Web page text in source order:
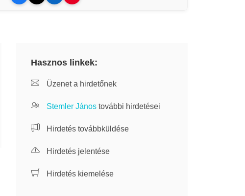
Hasznos linkek:
Üzenet a hirdetőnek
Stemler János további hirdetései
Hirdetés továbbküldése
Hirdetés jelentése
Hirdetés kiemelése